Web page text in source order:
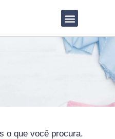
o que você procura.